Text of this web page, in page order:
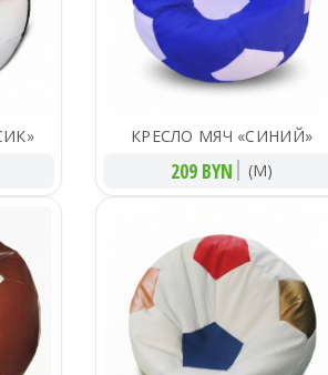
КРЕСЛО МЯЧ «СИНИЙ»
209 BYN (M)